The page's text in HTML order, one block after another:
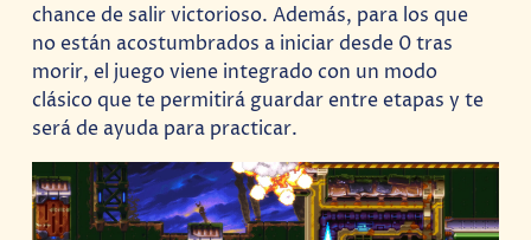
chance de salir victorioso. Además, para los que
no están acostumbrados a iniciar desde 0 tras
morir, el juego viene integrado con un modo
clásico que te permitirá guardar entre etapas y te
será de ayuda para practicar.